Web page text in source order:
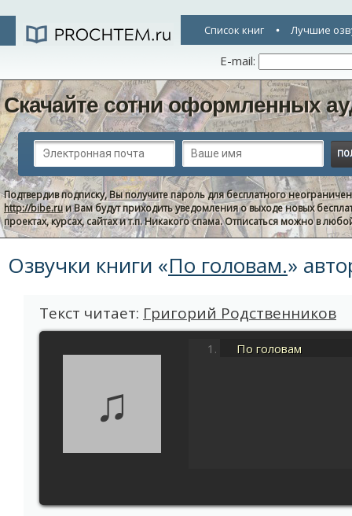
Список книг Лучшие
E-mail:
Скачайте сотни оформленных
Подтвердив подписку, Вы получите пароль для бесплатного
http://bibe.ruи Вам будут приходить уведомления о выходе новых
проектах, курсах, сайтах и т.п. Никакого спама. Отписаться можно в
Озвучки книги «По головам.»
Текст читает: Григорий Родственников
♫
По головам